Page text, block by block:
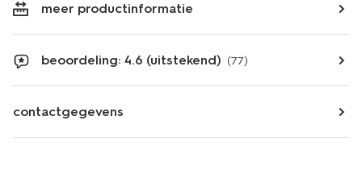
meer productinformatie
beoordeling: 4.6 (uitstekend) (77)
contactgegevens